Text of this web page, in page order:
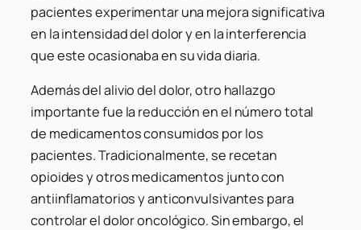
pacientes experimentar una mejora significativa
en la intensidad del dolor y en la interferencia
que este ocasionaba en su vida diaria.
Además del alivio del dolor, otro hallazgo
importante fue la reducción en el número total
de medicamentos consumidos por los
pacientes. Tradicionalmente, se recetan
opioides y otros medicamentos junto con
antiinflamatorios y anticonvulsivantes para
controlar el dolor oncológico. Sin embargo, el